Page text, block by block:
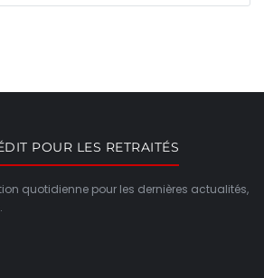
POUR LES RETRAITÉS
quotidienne pour les dernières actualités,